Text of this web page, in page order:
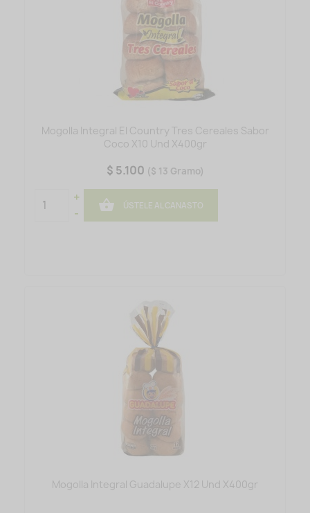
Mogolla Integral El Country Tres Cereales Sabor
Coco X10 Und X400gr
$ 5.100 ($ 13 Gramo)
+
-
 ÚSTELE AL CANASTO
Mogolla Integral Guadalupe X12 Und X400gr